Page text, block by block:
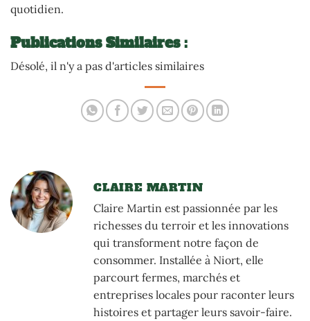
quotidien.
Publications Similaires :
Désolé, il n'y a pas d'articles similaires
CLAIRE MARTIN
Claire Martin est passionnée par les
richesses du terroir et les innovations
qui transforment notre façon de
consommer. Installée à Niort, elle
parcourt fermes, marchés et
entreprises locales pour raconter leurs
histoires et partager leurs savoir-faire.